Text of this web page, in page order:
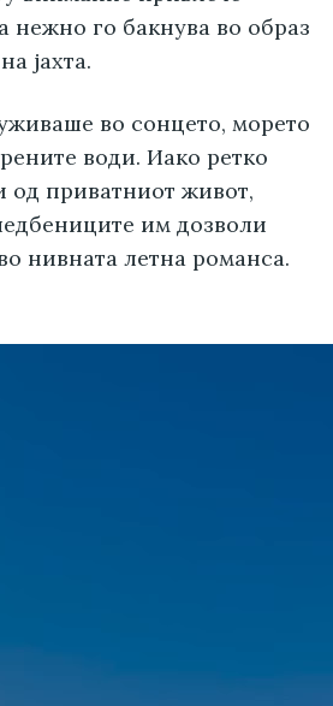
нежно го бакнува во образ
јахта.
во сонцето, морето
води. Иако ретко
од приватниот живот,
им дозволи
нивната летна романса.